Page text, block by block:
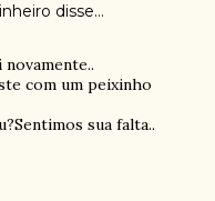
disse…
com um peixinho
sua falta..